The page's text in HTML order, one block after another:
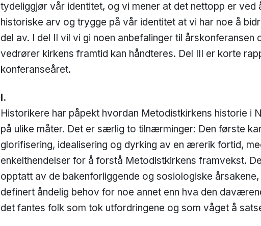
tydeliggjør vår identitet, og vi mener at det nettopp er
historiske arv og trygge på vår identitet at vi har noe å
del av. I del II vil vi gi noen anbefalinger til årskonferansen
vedrører kirkens framtid kan håndteres. Del III er korte
konferanseåret.
I.
Historikere har påpekt hvordan Metodistkirkens historie i
på ulike måter. Det er særlig to tilnærminger: Den første
glorifisering, idealisering og dyrking av en ærerik fortid,
enkelthendelser for å forstå Metodistkirkens framvekst.
opptatt av de bakenforliggende og sosiologiske
definert åndelig behov for noe annet enn hva den
det fantes folk som tok utfordringene og som våget å